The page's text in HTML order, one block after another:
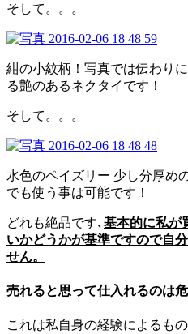
そして。。。
紺の小紋柄！写真では伝わり
る艶のあるネクタイです！
そして。。。
水色のペイズリー 少し分厚め
でも使う事は可能です！
どれも絶品です､ 基本的に私が
いかどうかが基準ですので自
せん。
売れると思って仕入れるのは
これは私自身の経験によるも